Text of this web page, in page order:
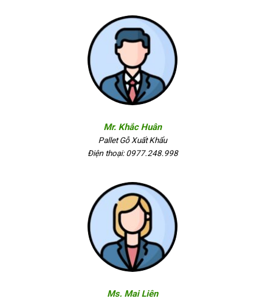
Mr. Khắc Huân
Pallet Gỗ Xuất Khẩu
Điện thoại: 0977.248.998
Ms. Mai Liên